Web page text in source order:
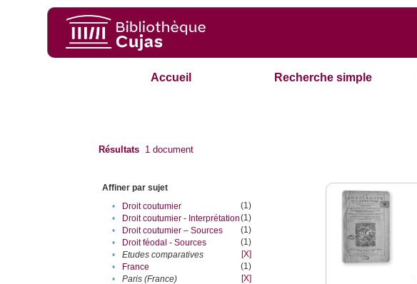
Accueil Recherche simple
Résultats 1 document
Affiner par sujet
•
Droit coutumier
(1)
•
Droit coutumier - Interprétation(1)
•
Droit coutumier – Sources
(1)
•
Droit féodal - Sources
(1)
•
Etudes comparatives
[X]
•
France
(1)
•
Paris (France)
[X]